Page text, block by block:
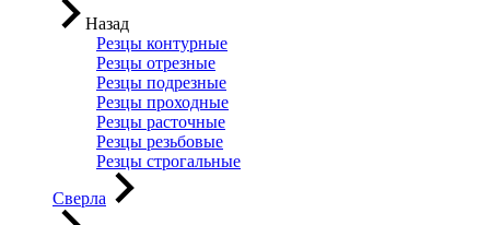
Назад
Резцы контурные
Резцы отрезные
Резцы подрезные
Резцы проходные
Резцы расточные
Резцы резьбовые
Резцы строгальные
Сверла